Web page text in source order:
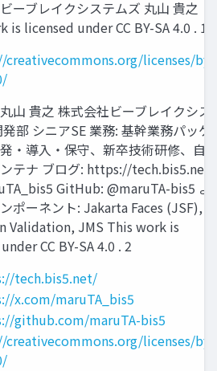
ーブレイクシステムズ 丸山 貴之
is licensed under CC BY-SA 4.0 . 1
licenses/by-
山 貴之 株式会社ビーブレイクシス
部 シニアSE 業務: 基幹業務パッケ
・導入・保守、新卒技術研修、自
テナ ブログ: https://tech.bis5.net
GitHub: @maruTA-bis5 よ
ポーネント: Jakarta Faces (JSF),
Validation, JMS This work is
CC BY-SA 4.0 . 2
tech.bis5.net/
x.com/maruTA_bis5
github.com/maruTA-bis5
licenses/by-